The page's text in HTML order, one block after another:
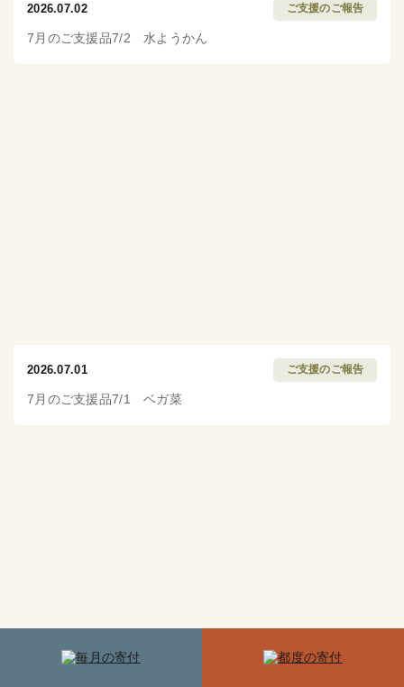
2026.07.02 ご支援のご報告
7月のご支援品7/2 水ようかん
2026.07.01 ご支援のご報告
7月のご支援品7/1 ベガ菜